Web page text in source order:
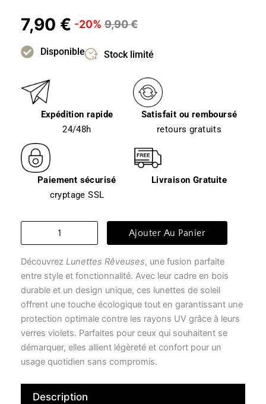
7,90 € -20% 9,90€
Disponible Stock limité
Expédition rapide
24/48h
Satisfait ou remboursé
retours gratuits
Paiement sécurisé
cryptage SSL
Livraison Gratuite
quantité
de
soleil
homme
-
lunettes
rêveuses
Ajouter Au Panier
Découvrez Lunettes Rêveuses, une fusion parfaite
entre style et fonctionnalité. Avec leur cadre en bois
durable et un design unique, ces lunettes de soleil
offrent une touche écologique tout en garantissant une
protection optimale contre les rayons UV grâce à leurs
verres violets. Parfaites pour ceux qui souhaitent se
démarquer, elles allient légèreté et confort pour un
usage quotidien sans compromis.
Description